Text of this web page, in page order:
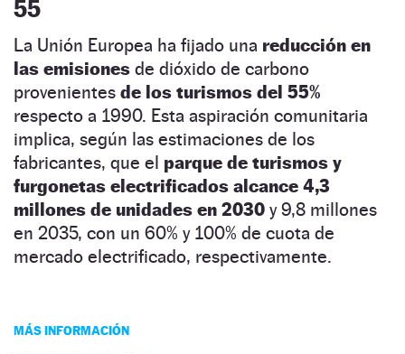
55
La Unión Europea ha fijado una reducción en
las emisiones de dióxido de carbono
provenientes de los turismos del 55%
respecto a 1990. Esta aspiración comunitaria
implica, según las estimaciones de los
fabricantes, que el parque de turismos y
furgonetas electrificados alcance 4,3
millones de unidades en 2030 y 9,8 millones
en 2035, con un 60% y 100% de cuota de
mercado electrificado, respectivamente.
MÁS INFORMACIÓN